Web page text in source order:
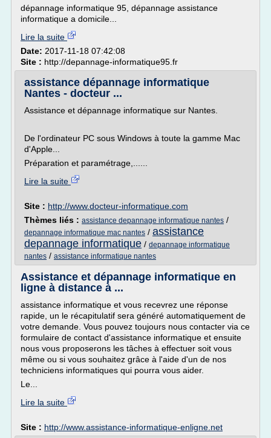
dépannage informatique 95, dépannage assistance
informatique a domicile...
Lire la suite
Date: 2017-11-18 07:42:08
Site : http://depannage-informatique95.fr
assistance dépannage informatique
Nantes - docteur ...
Assistance et dépannage informatique sur Nantes.
De l'ordinateur PC sous Windows à toute la gamme Mac
d'Apple...
Préparation et paramétrage,......
Lire la suite
Site : http://www.docteur-informatique.com
Thèmes liés : assistance depannage informatique nantes /
depannage informatique mac nantes / assistance
depannage informatique / depannage informatique
nantes / assistance informatique nantes
Assistance et dépannage informatique en
ligne à distance à ...
assistance informatique et vous recevrez une réponse
rapide, un le récapitulatif sera généré automatiquement de
votre demande. Vous pouvez toujours nous contacter via ce
formulaire de contact d'assistance informatique et ensuite
nous vous proposerons les tâches à effectuer soit vous
même ou si vous souhaitez grâce à l'aide d'un de nos
techniciens informatiques qui pourra vous aider.
Le...
Lire la suite
Site : http://www.assistance-informatique-enligne.net